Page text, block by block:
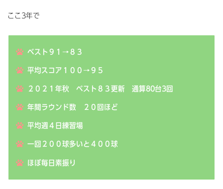
ここ3年で
ベスト９１→８３
平均スコア１００→９５
２０２１年秋 ベスト８３更新 通算80台3回
年間ラウンド数 ２０回ほど
平均週４日練習場
一回２００球多いと４００球
ほぼ毎日素振り